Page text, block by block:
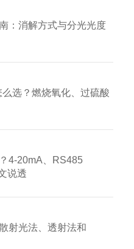
：消解方式与分光光度
选？燃烧氧化、过硫酸
4-20mA、RS485
说透
射光法、透射法和